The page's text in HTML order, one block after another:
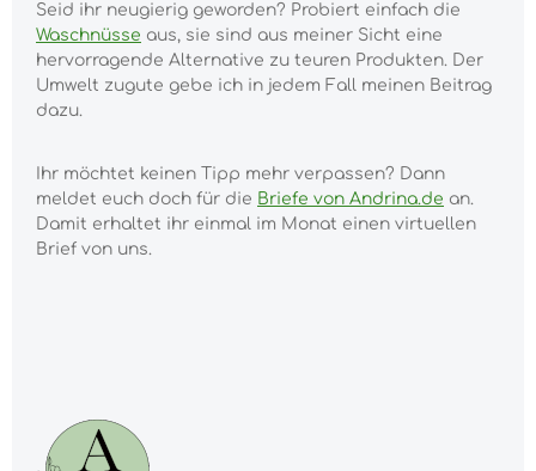
Seid ihr neugierig geworden? Probiert einfach die
Waschnüsse aus, sie sind aus meiner Sicht eine
hervorragende Alternative zu teuren Produkten. Der
Umwelt zugute gebe ich in jedem Fall meinen Beitrag
dazu.
Ihr möchtet keinen Tipp mehr verpassen? Dann
meldet euch doch für die Briefe von Andrina.de an.
Damit erhaltet ihr einmal im Monat einen virtuellen
Brief von uns.